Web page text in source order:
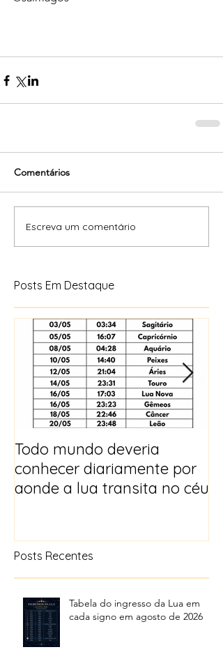
Comentários
Escreva um comentário
Posts Em Destaque
Todo mundo deveria
conhecer diariamente por
aonde a lua transita no céu
Posts Recentes
Tabela do ingresso da Lua em
cada signo em agosto de 2026